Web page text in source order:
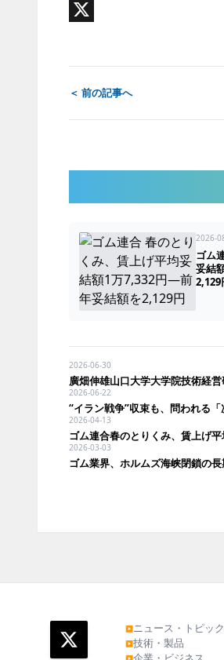
Email
＜ 前の記事へ
2026-
ゴム
妥結
2,129
2026-06-30
2026-06-22
“イラン戦争”収束も、問われる「
2026-04-13
ゴム連合春のとりくみ、賃上げ
2026-03-03
ゴム業界、ホルムズ海峡閉鎖の
▶ニュース・トピッ
▶技術・製品
▶